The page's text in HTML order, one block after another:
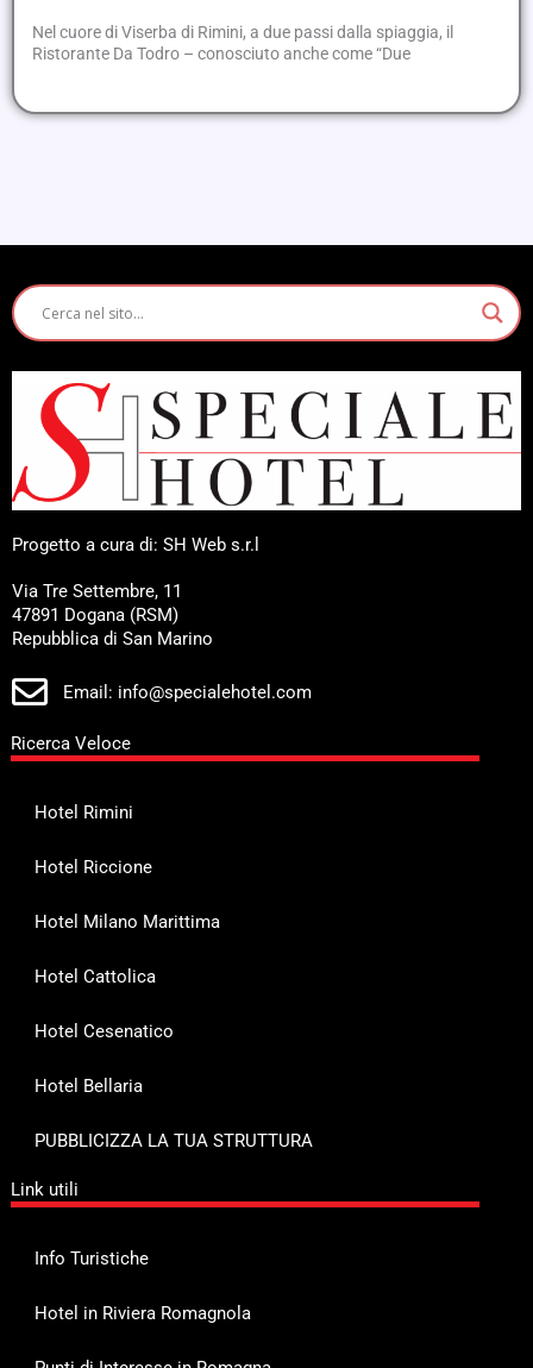
Nel cuore di Viserba di Rimini, a due passi dalla spiaggia, il
Ristorante Da Todro – conosciuto anche come “Due
Progetto a cura di: SH Web s.r.l
Via Tre Settembre, 11
47891 Dogana (RSM)
Repubblica di San Marino
Email: info@specialehotel.com
Ricerca Veloce
Hotel Rimini
Hotel Riccione
Hotel Milano Marittima
Hotel Cattolica
Hotel Cesenatico
Hotel Bellaria
PUBBLICIZZA LA TUA STRUTTURA
Link utili
Info Turistiche
Hotel in Riviera Romagnola